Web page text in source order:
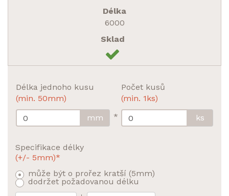
6000
Délka jednoho kusu
(min. 50mm)
mm
*
Počet kusů
(min. 1ks)
ks
Specifikace délky
(+/- 5mm)*
může být o prořez kratší (5mm)
dodržet požadovanou délku